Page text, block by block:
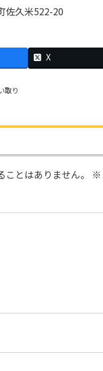
佐久米522-20
X
取り
とはありません。 ※